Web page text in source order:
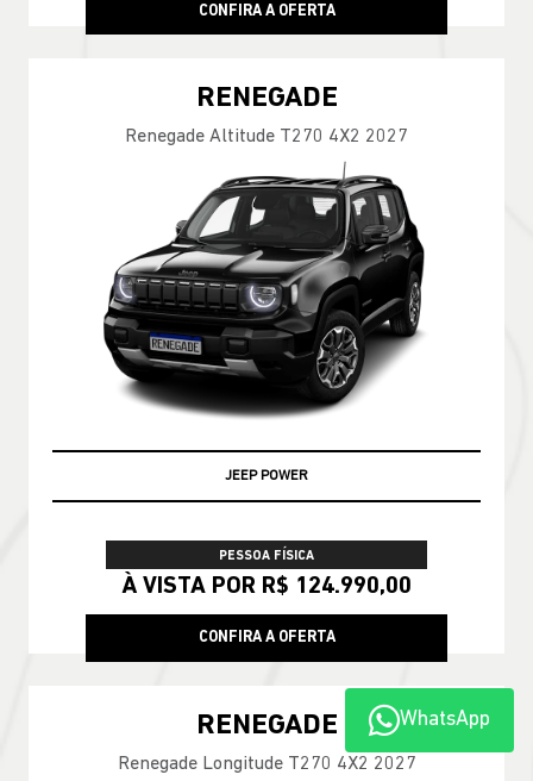
PRONTA ENTREGA
PESSOA FÍSICA
R$ 188.990,00
CONFIRA A OFERTA
COMPASS
Compass Longitude T270 2026
WhatsApp